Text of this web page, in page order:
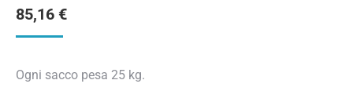
85,16 €
Ogni sacco pesa 25 kg.